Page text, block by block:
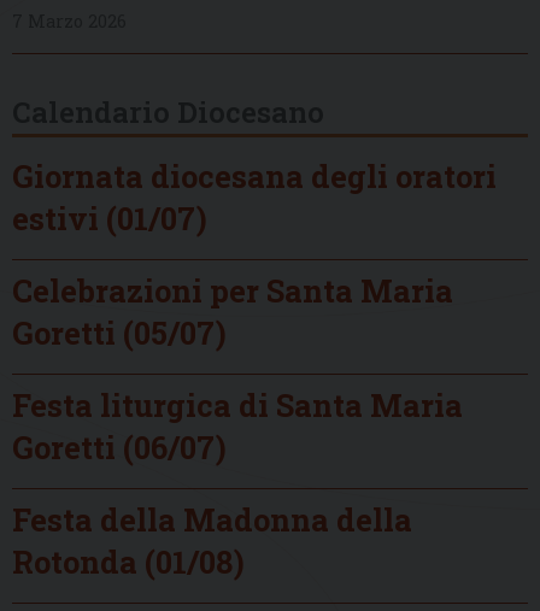
Giornata diocesana degli oratori
estivi (01/07)
Celebrazioni per Santa Maria
Goretti (05/07)
Festa liturgica di Santa Maria
Goretti (06/07)
Festa della Madonna della
Rotonda (01/08)